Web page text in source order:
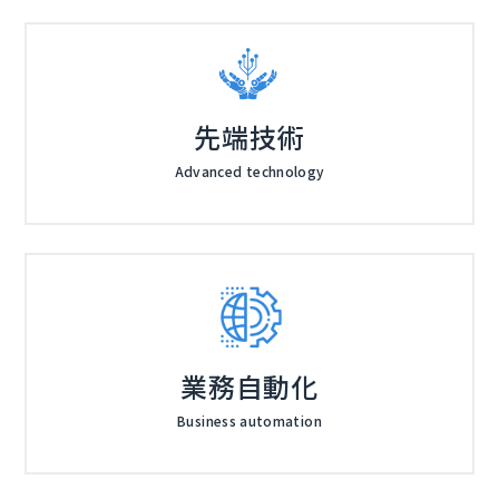
先端技術
Advanced technology
業務自動化
Business automation